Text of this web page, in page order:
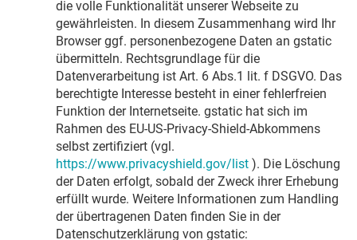
die volle Funktionalität unserer Webseite zu
gewährleisten. In diesem Zusammenhang wird Ihr
Browser ggf. personenbezogene Daten an gstatic
übermitteln. Rechtsgrundlage für die
Datenverarbeitung ist Art. 6 Abs.1 lit. f DSGVO. Das
berechtigte Interesse besteht in einer fehlerfreien
Funktion der Internetseite. gstatic hat sich im
Rahmen des EU-US-Privacy-Shield-Abkommens
selbst zertifiziert (vgl.
https://www.privacyshield.gov/list ). Die Löschung
der Daten erfolgt, sobald der Zweck ihrer Erhebung
erfüllt wurde. Weitere Informationen zum Handling
der übertragenen Daten finden Sie in der
Datenschutzerklärung von gstatic: